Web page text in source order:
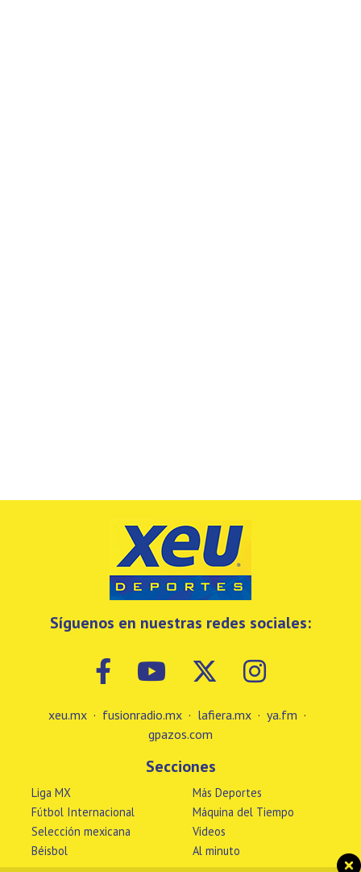
Síguenos en nuestras redes sociales:
xeu.mx · fusionradio.mx · lafiera.mx · ya.fm ·
gpazos.com
Secciones
Liga MX
Fútbol Internacional
Selección mexicana
Béisbol
Más Deportes
Máquina del Tiempo
Videos
Al minuto